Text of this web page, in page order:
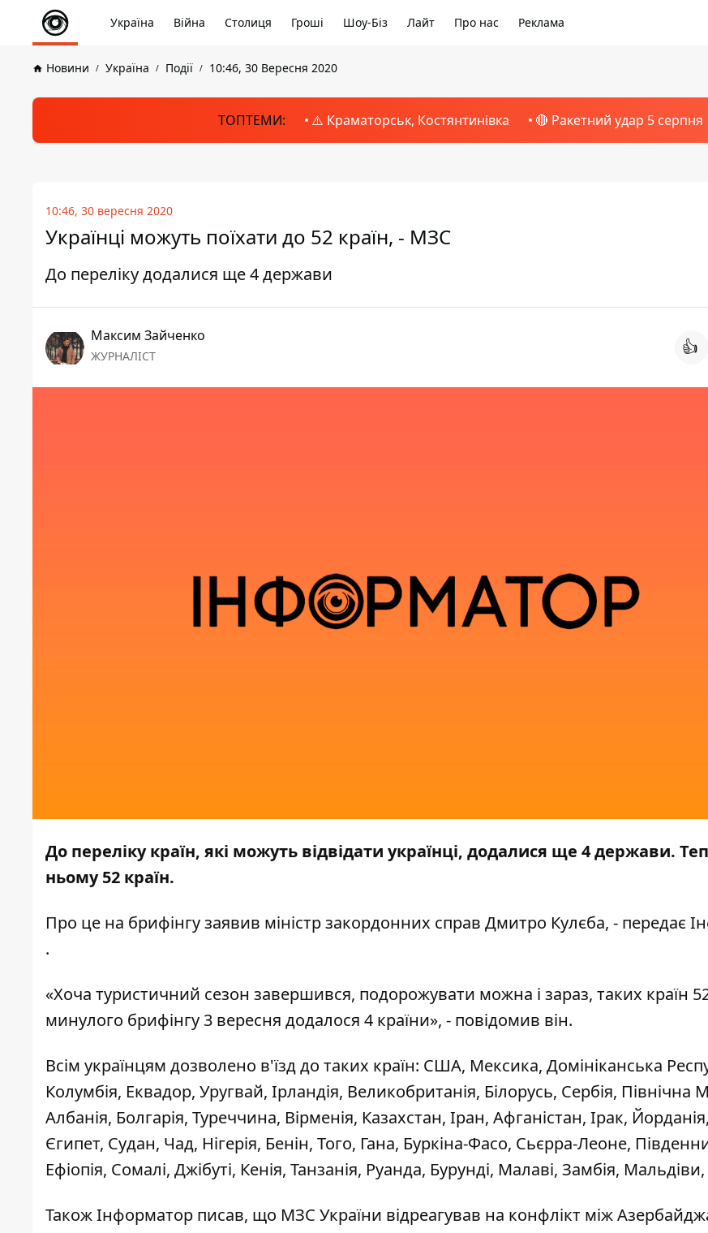
Україна Війна Столиця Гроші Шоу-Біз Лайт Про нас Реклама
Новини Україна Події 10:46, 30 Вересня 2020
ТОПТЕМИ: ⚠️ Краматорськ, Костянтинівка 🔴 Ракетний удар 5 серпня
10:46, 30 вересня 2020
Українці можуть поїхати до 52 країн, - МЗС
До переліку додалися ще 4 держави
Максим Зайченко
ЖУРНАЛІСТ 👍
До переліку країн, які можуть відвідати українці, додалися ще 4 держави.
ньому 52 країн.
Про це на брифінгу заявив міністр закордонних справ Дмитро Кулєба, - передає
.
«Хоча туристичний сезон завершився, подорожувати можна і зараз, таких країн
минулого брифінгу 3 вересня додалося 4 країни», - повідомив він.
Всім українцям дозволено в'їзд до таких країн: США, Мексика, Домініканська
Колумбія, Еквадор, Уругвай, Ірландія, Великобританія, Білорусь, Сербія, Північна
Албанія, Болгарія, Туреччина, Вірменія, Казахстан, Іран, Афганістан, Ірак,
Єгипет, Судан, Чад, Нігерія, Бенін, Того, Гана, Буркіна-Фасо, Сьєрра-Леоне,
Ефіопія, Сомалі, Джібуті, Кенія, Танзанія, Руанда, Бурунді, Малаві, Замбія,
Також Інформатор писав, що МЗС України відреагував на конфлікт між